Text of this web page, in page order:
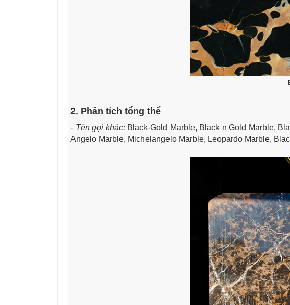
2. Phân tích tổng thể
- Tên gọi khác:Black-Gold Marble, Black n Gold Marble,
Angelo Marble, Michelangelo Marble, Leopardo Marble,